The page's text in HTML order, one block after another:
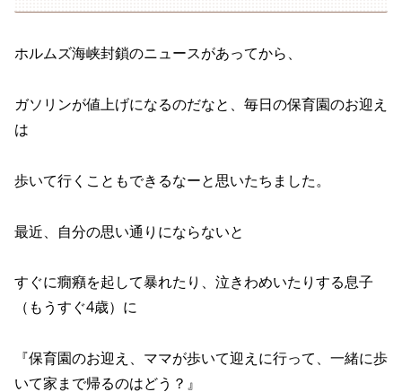
ホルムズ海峡封鎖のニュースがあってから、
ガソリンが値上げになるのだなと、毎日の保育園のお迎え
は
歩いて行くこともできるなーと思いたちました。
最近、自分の思い通りにならないと
すぐに癇癪を起して暴れたり、泣きわめいたりする息子
（もうすぐ4歳）に
『保育園のお迎え、ママが歩いて迎えに行って、一緒に歩
いて家まで帰るのはどう？』